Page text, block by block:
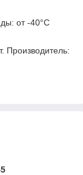
от -40°C
Производитель: